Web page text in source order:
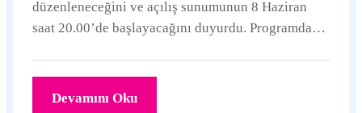
düzenleneceğini ve açılış sunumunun 8 Haziran
saat 20.00’de başlayacağını duyurdu. Programda
finalistleri öne çıkıyor.
Devamını Oku